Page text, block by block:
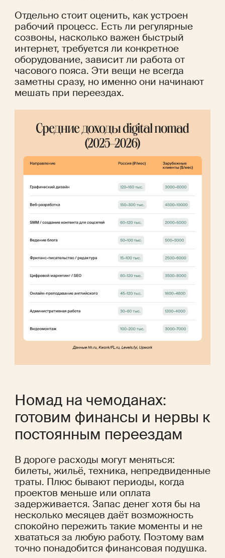
Отдельно стоит оценить, как устроен
рабочий процесс. Есть ли регулярные
созвоны, насколько важен быстрый
интернет, требуется ли конкретное
оборудование, зависит ли работа от
часового пояса. Эти вещи не всегда
заметны сразу, но именно они начинают
мешать при переездах.
Номад на чемоданах:
готовим финансы и нервы к
постоянным переездам
В дороге расходы могут меняться:
билеты, жильё, техника, непредвиденные
траты. Плюс бывают периоды, когда
проектов меньше или оплата
задерживается. Запас денег хотя бы на
несколько месяцев даёт возможность
спокойно пережить такие моменты и не
хвататься за любую работу. Поэтому вам
точно понадобится финансовая подушка.